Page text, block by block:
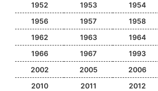
1952
1953 1954
1956
1957 1958
1962
1963 1964
1966
1967 1993
2002
2005 2006
2010
2011 2012